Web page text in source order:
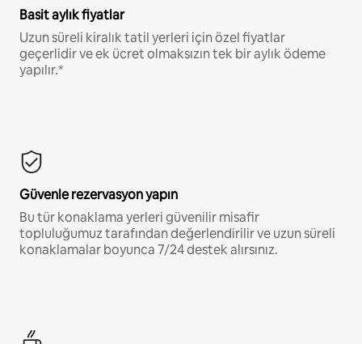
Basit aylık fiyatlar
Uzun süreli kiralık tatil yerleri için özel fiyatlar
geçerlidir ve ek ücret olmaksızın tek bir aylık ödeme
yapılır.*
Güvenle rezervasyon yapın
Bu tür konaklama yerleri güvenilir misafir
topluluğumuz tarafından değerlendirilir ve uzun süreli
konaklamalar boyunca 7/24 destek alırsınız.